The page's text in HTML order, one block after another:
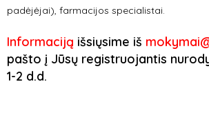
padėjėjai), farmacijos specialistai.
Informaciją išsiųsime iš
pašto į Jūsų registruojantis
1-2 d.d.